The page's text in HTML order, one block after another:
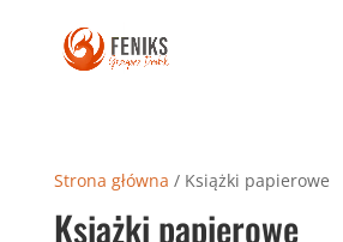
Strona główna / Książki papierowe
Książki papierowe